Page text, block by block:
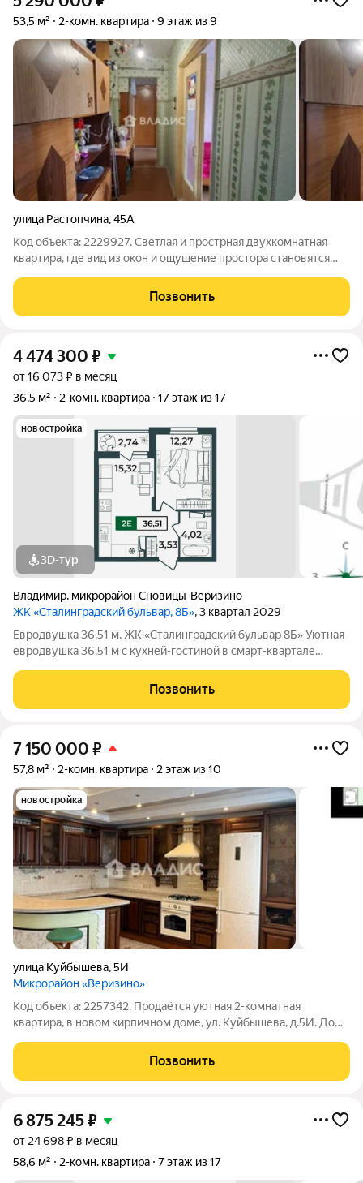
53,5 м² 2-комн. квартира 9 этаж из 9
улица Растопчина,45А
Код объекта: 2229927. Светлая и прострная двухкомнатная
квартира, где вид из окон и ощущение простора становятся
изолированные, санузел раздельный, есть гардеробная,
просторная лоджия! В шаговой
Позвонить
4 474 300 ₽
от 16 073 ₽ в месяц
36,5 м²
2-комн. квартира 17 этаж из 17
новостройка
3D-тур
Владимир, микрорайон Сновицы-Веризино
ЖК «Сталинградский бульвар, 8Б», 3 квартал 2029
Евродвушка 36,51 м, ЖК «Сталинградский бульвар 8Б» Уютная
евродвушка 36,51 м с кухней-гостиной в смарт-квартале
семьи: удобная планировка, современный дом и развитая
инфраструктура рядом. О
Позвонить
7 150 000 ₽
57,8 м² 2-комн. квартира 2 этаж из 10
новостройка
улица Куйбышева,5И
Микрорайон «Веризино»
Код объекта: 2257342. Продаётся уютная 2-комнатная
квартира, в новом кирпичном доме, ул. Куйбышева, д.5И. Дом
низкие коммунальные платежи. У квартиры очень удобная
планировка, "распашонка" окна на
Позвонить
6 875 245₽
от 24 698 ₽ в месяц
58,6 м²
2-комн. квартира 7 этаж из 17